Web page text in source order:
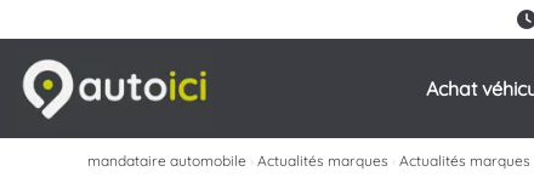
Achat
mandataire automobile › Actualités marques › Actualités marques